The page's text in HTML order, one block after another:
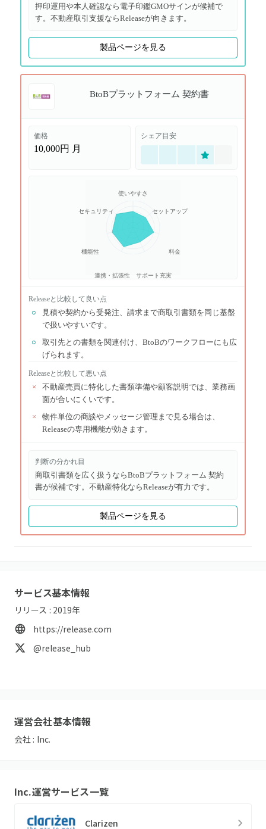
押印運用や本人確認なら電子印鑑GMOサインが候補で
す。不動産取引支援ならReleaseが向きます。
製品ページを見る
BtoBプラットフォーム 契約書
価格
10,000円 月
シェア目安
使いやすさ
セットアップ
料金
サポート充実
連携・拡張性
機能性
セキュリティ
Releaseと比較して良い点
○
見積や契約から受発注、請求まで商取引書類を同じ基盤
で扱いやすいです。
○
取引先との書類を関連付け、BtoBのワークフローにも広
げられます。
Releaseと比較して悪い点
×
不動産売買に特化した書類準備や顧客説明では、業務画
面が合いにくいです。
×
物件単位の商談やメッセージ管理まで見る場合は、
Releaseの専用機能が効きます。
判断の分かれ目
商取引書類を広く扱うならBtoBプラットフォーム 契約
書が候補です。不動産特化ならReleaseが有力です。
製品ページを見る
サービス基本情報
リリース : 2019年
https://release.com
@release_hub
運営会社基本情報
会社 : Inc.
Inc.運営サービス一覧
Clarizen